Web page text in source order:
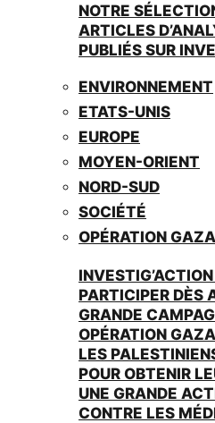
NOTRE
ARTICLES
PUBLIÉS SUR
ENVIRONNEMENT
ETATS-UNIS
EUROPE
MOYEN-ORIENT
NORD-SUD
SOCIÉTÉ
OPÉRATION
PARTICIPER DÈS
GRANDE
OPÉRATION
LES
POUR OBTENIR
UNE GRANDE
CONTRE LES